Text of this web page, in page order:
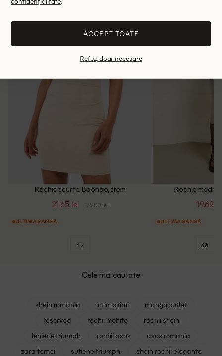
- 73%
Rochie scurta Boohoo, crem
21.65 lei 79.00 lei
ULTIMA ȘANSĂ
42
Rochie medie
19.68
ULTIMA ȘANSĂ
36
Cele mai cautate
shein romania intimissimi
mango outlet
reserved
rochii mohito
rochii shein
lenjerie triumph
rochii asos
asos romania
zara femei
sutiene triumph
shein rochii elegante
ACCEPT TOATE
Refuz, doar necesare